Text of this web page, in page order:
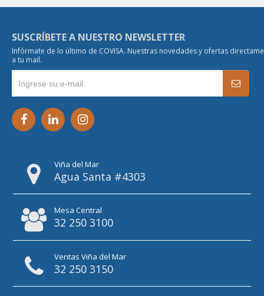
SUSCRÍBETE A NUESTRO NEWSLETTER
Infórmate de lo último de COVISA. Nuestras novedades y ofertas
a tu mail.
Viña del Mar
Agua Santa #4303
Mesa Central
32 250 3100
Ventas Viña del Mar
32 250 3150